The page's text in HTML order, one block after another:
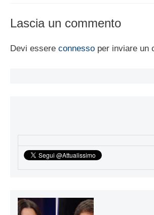
Lascia un commento
Devi essere connesso per inviare un